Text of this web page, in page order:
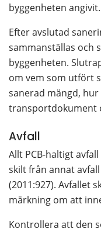
byggenheten angivit.
Efter avslutad
sammanställas och
byggenheten.
om vem som utfört
sanerad mängd,
transportdokument
Avfall
Allt PCB-haltigt
skilt från annat
(2011:927). Avfallet
märkning om att
Kontrollera att den